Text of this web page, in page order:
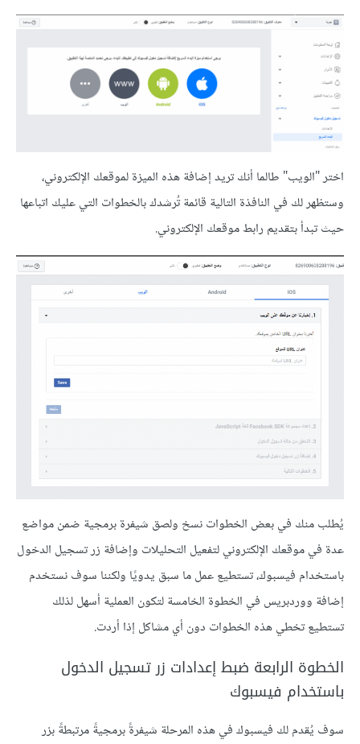
اختر "الويب" طالما أنك تريد إضافة هذه الميزة لموقعك الإلكتروني،
وستظهر لك في النافذة التالية قائمة تُرشدك بالخطوات التي عليك اتباعها
حيث تبدأ بتقديم رابط موقعك الإلكتروني.
يُطلب منك في بعض الخطوات نسخ ولصق شيفرة برمجية ضمن مواضع
عدة في موقعك الإلكتروني لتفعيل التحليلات وإضافة زر تسجيل الدخول
باستخدام فيسبوك، تستطيع عمل ما سبق يدويًا ولكننا سوف نستخدم
إضافة ووردبريس في الخطوة الخامسة لتكون العملية أسهل لذلك
تستطيع تخطي هذه الخطوات دون أي مشاكل إذا أردت.
الخطوة الرابعة ضبط إعدادات زر تسجيل الدخول
باستخدام فيسبوك
سوف يُقدم لك فيسبوك في هذه المرحلة شيفرةً برمجيةً مرتبطةً بزر